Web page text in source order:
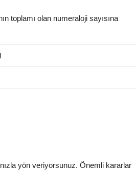
toplamı olan numeraloji sayısına
yön veriyorsunuz. Önemli kararlar